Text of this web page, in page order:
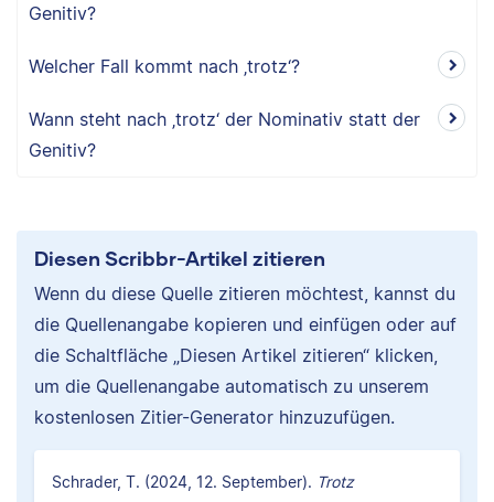
Genitiv?
Welcher Fall kommt nach ‚trotz‘?
Wann steht nach ‚trotz‘ der Nominativ statt der
Genitiv?
Diesen Scribbr-Artikel zitieren
Wenn du diese Quelle zitieren möchtest, kannst du
die Quellenangabe kopieren und einfügen oder auf
die Schaltfläche „Diesen Artikel zitieren“ klicken,
um die Quellenangabe automatisch zu unserem
kostenlosen Zitier-Generator hinzuzufügen.
Schrader, T. (2024, 12. September). Trotz